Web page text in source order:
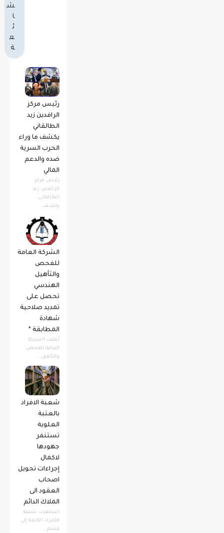
ش
ا
ئ
ع
ة
رئيس مركز
الرافدين زيد
الطالقاني
يكشف ما وراء
الحرب السرية
ضده والدعم
المالي
رئيس مركز
الرافدين زيد
الطالقاني
يكشف...
الشركة العامة
للفحص
والتأهيل
الهندسي
تحصل على
تمديد صلاحية
شهادة
المطابقة *
أعلنت الشركة
العامة للفحص
والتأهيل...
شعبة الافراد
بالعتبة
العلوية
تستنفر
جهودها
لاكمال
إجراءات تحويل
اصحاب
العقود الى
الملاك الدائم
استنفرت شعبة
الأفراد التابعة إلى
قسم...